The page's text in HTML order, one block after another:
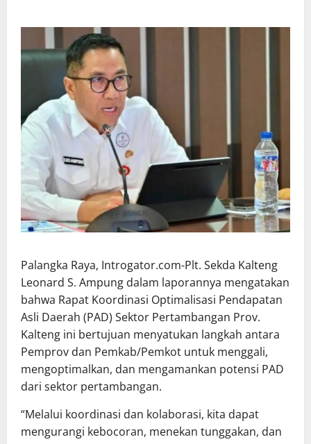
Palangka Raya, Introgator.com-Plt. Sekda Kalteng
Leonard S. Ampung dalam laporannya mengatakan
bahwa Rapat Koordinasi Optimalisasi Pendapatan
Asli Daerah (PAD) Sektor Pertambangan Prov.
Kalteng ini bertujuan menyatukan langkah antara
Pemprov dan Pemkab/Pemkot untuk menggali,
mengoptimalkan, dan mengamankan potensi PAD
dari sektor pertambangan.
“Melalui koordinasi dan kolaborasi, kita dapat
mengurangi kebocoran, menekan tunggakan, dan